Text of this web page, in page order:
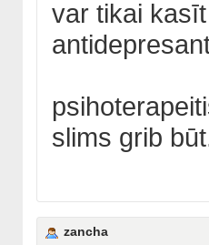
var tikai
slims grib
zancha